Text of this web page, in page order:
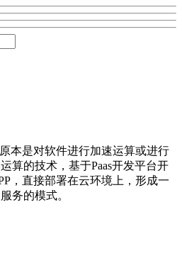
本是对软件进行加速运算或进行
算的技术，基于Paas开发平台开
，直接部署在云环境上，形成一
务的模式。